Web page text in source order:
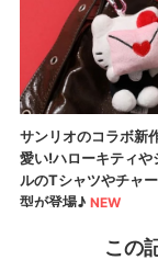
この